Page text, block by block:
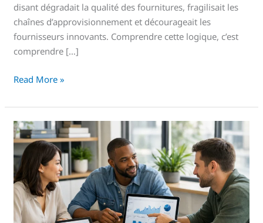
disant dégradait la qualité des fournitures, fragilisait les
chaînes d’approvisionnement et décourageait les
fournisseurs innovants. Comprendre cette logique, c’est
comprendre […]
Read More »
Référencement
RESAH
:
Guide
de
survie
pour